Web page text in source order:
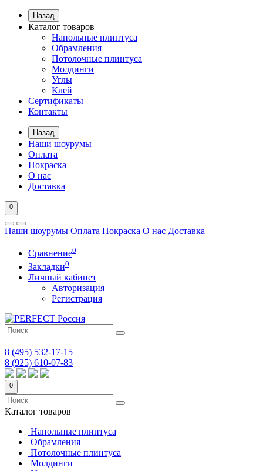
Назад
Каталог товаров
Напольные плинтуса
Обрамления
Потолочные плинтуса
Молдинги
Углы
Клей
Сертификаты
Контакты
Назад
Наши шоурумы
Оплата
Покраска
О нас
Доставка
0
Наши шоурумы Оплата Покраска О нас Доставка
Сравнение0
Закладки0
Личный кабинет
Авторизация
Регистрация
8 (495) 532-17-15
8 (925) 610-07-83
0
Каталог товаров
Напольные плинтуса
Обрамления
Потолочные плинтуса
Молдинги